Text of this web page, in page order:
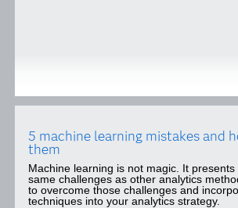
5 machine learning mistakes and
them
Machine learning is not magic. It
same challenges as other analytics
to overcome those challenges and
techniques into your analytics strategy.